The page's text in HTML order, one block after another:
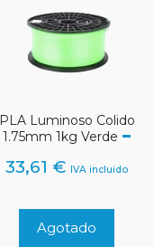
PLA Luminoso Colido
1.75mm 1kg Verde
33,61 € IVA incluido
Agotado